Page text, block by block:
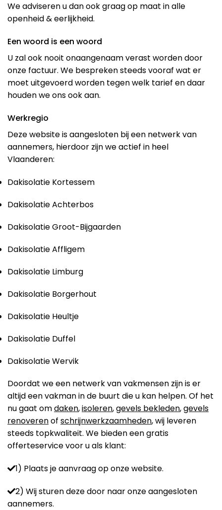
We adviseren u dan ook graag op maat in alle
openheid & eerlijkheid.
Een woord is een woord
U zal ook nooit onaangenaam verast worden door
onze factuur. We bespreken steeds vooraf wat er
moet uitgevoerd worden tegen welk tarief en daar
houden we ons ook aan.
Werkregio
Deze website is aangesloten bij een netwerk van
aannemers, hierdoor zijn we actief in heel
Vlaanderen:
Dakisolatie Kortessem
Dakisolatie Achterbos
Dakisolatie Groot-Bijgaarden
Dakisolatie Affligem
Dakisolatie Limburg
Dakisolatie Borgerhout
Dakisolatie Heultje
Dakisolatie Duffel
Dakisolatie Wervik
Doordat we een netwerk van vakmensen zijn is er
altijd een vakman in de buurt die u kan helpen. Of het
nu gaat omdaken,isoleren,gevels bekleden,gevels
renoverenof schrijnwerkzaamheden, wij leveren
steeds topkwaliteit. We bieden een gratis
offerteservice voor u als klant:
1) Plaats je aanvraag op onze website.
2) Wij sturen deze door naar onze aangesloten
aannemers.